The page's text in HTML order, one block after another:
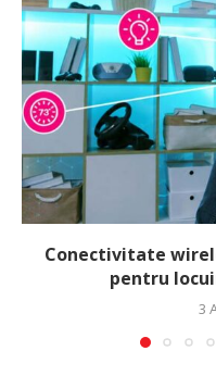
Conectivitate
pentru
3